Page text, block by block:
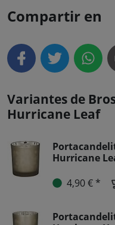
Compartir en
Variantes de
Hurricane Leaf
Hurricane
4,90 € *